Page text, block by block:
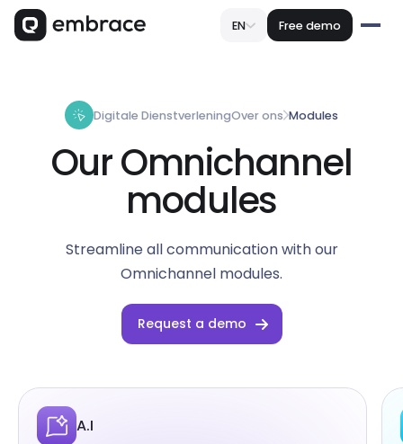
EN Free demo
Digitale DienstverleningOver ons Modules
Our Omnichannel
modules
Streamline all communication with our
Omnichannel modules.
Request a demo
A.I